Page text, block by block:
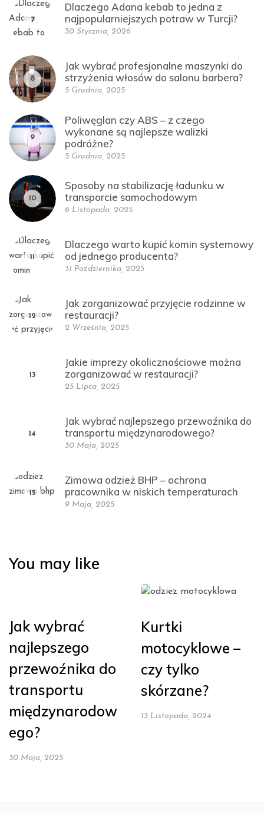
7
Dlaczego Adana kebab to jedna z
najpopularniejszych potraw w Turcji?
30 Stycznia, 2026
8
Jak wybrać profesjonalne maszynki do
strzyżenia włosów do salonu barbera?
5 Grudnia, 2025
9
Poliwęglan czy ABS – z czego
wykonane są najlepsze walizki
podróżne?
5 Grudnia, 2025
10
Sposoby na stabilizację ładunku w
transporcie samochodowym
6 Listopada, 2025
11
Dlaczego warto kupić komin systemowy
od jednego producenta?
31 Października, 2025
12
Jak zorganizować przyjęcie rodzinne w
restauracji?
2 Września, 2025
13
Jakie imprezy okolicznościowe można
zorganizować w restauracji?
25 Lipca, 2025
14
Jak wybrać najlepszego przewoźnika do
transportu międzynarodowego?
30 Maja, 2025
15
Zimowa odzież BHP – ochrona
pracownika w niskich temperaturach
9 Maja, 2025
You may like
Jak wybrać
najlepszego
przewoźnika do
transportu
międzynarodow
ego?
30 Maja, 2025
Kurtki
motocyklowe –
czy tylko
skórzane?
13 Listopada, 2024